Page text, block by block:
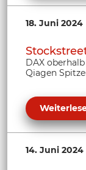
18. Juni 2024
DAX
Qiagen
14. Juni 2024